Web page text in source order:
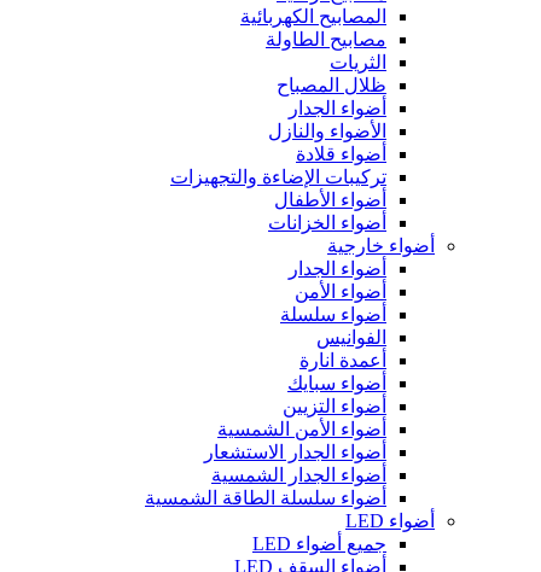
المصابيح الكهربائية
مصابيح الطاولة
الثريات
ظلال المصباح
أضواء الجدار
الأضواء والنازل
أضواء قلادة
تركيبات الإضاءة والتجهيزات
أضواء الأطفال
أضواء الخزانات
أضواء خارجية
أضواء الجدار
أضواء الأمن
أضواء سلسلة
الفوانيس
أعمدة انارة
أضواء سبايك
أضواء التزيين
أضواء الأمن الشمسية
أضواء الجدار الاستشعار
أضواء الجدار الشمسية
أضواء سلسلة الطاقة الشمسية
أضواء LED
جميع أضواء LED
أضواء السقف LED